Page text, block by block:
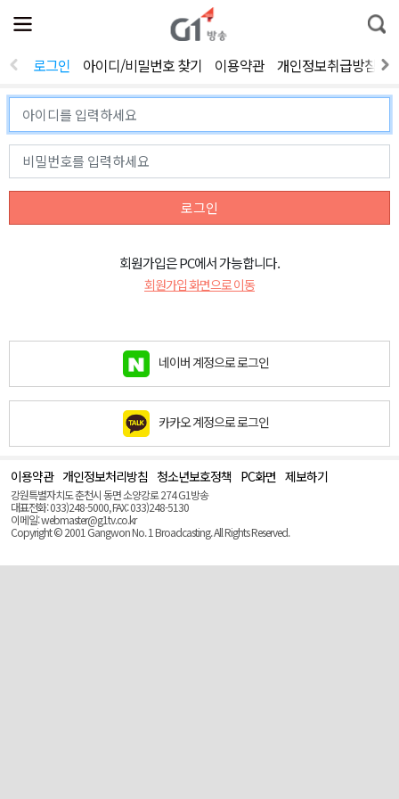
전
체
뉴
열
통
합
색
로그인 아이디/비밀번호 찾기 이용약관 개인정보취급방침
로그인
회원가입은 PC에서 가능합니다.
회원가입 화면으로 이동
네이버 계정으로 로그인
카카오 계정으로 로그인
이용약관 개인정보처리방침 청소년보호정책 PC화면 제보하기
강원특별자치도 춘천시 동면 소양강로 274 G1방송
대표전화: 033)248-5000, FAX: 033)248-5130
이메일: webmaster@g1tv.co.kr
Copyright © 2001 Gangwon No. 1 Broadcasting. All Rights Reserved.